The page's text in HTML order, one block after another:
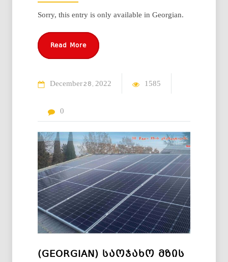
Sorry, this entry is only available in Georgian.
Read More
December28 2022 1585
0
(GEORGIAN) ᲡᲐᲝᲯᲐᲮᲝ ᲛᲖᲘᲡ